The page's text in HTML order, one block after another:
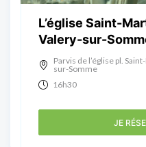
L’église Saint-
Valery-sur-
Parvis de l’église pl.
sur-Somme
16h30
JE